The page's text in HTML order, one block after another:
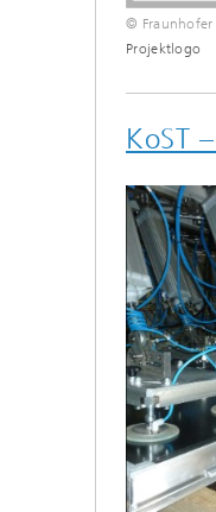
© Fraunhofer
Projektlogo
KoST